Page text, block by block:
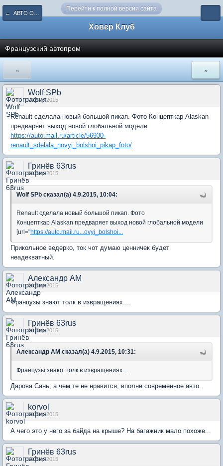
Перейти к полной версии сайта
← АВТО ОБОЗрение
Ховер Клуб
Французский автопром
« »
Wolf SPb
04 Sep 2015
Renault сделала новый большой пикап. Фото Концепткар Alaskan
предваряет выход новой глобальной модели
https://auto.mail.ru/article/56930-
renault_sdelala_novyi_bolshoi_pikap_foto/
Гринёв 63rus
04 Sep 2015
Wolf SPb сказал(а) 4.9.2015, 10:04:
Renault сделала новый большой пикап. Фото
Концепткар Alaskan предваряет выход новой глобальной модели
[url="https://auto.mail.ru...ovyi_bolshoi...
Прикольное ведерко, ток чот думаю ценничек будет
неадекватный.
Александр АМ
04 Sep 2015
Французы знают толк в извращениях....
Гринёв 63rus
04 Sep 2015
Александр АМ сказал(а) 4.9.2015, 10:31:
Французы знают толк в извращениях....
Дарова Сань, а чем те не нравится, вполне современное авто.
korvol
04 Sep 2015
А чего это у него за байда на крыше? На багажник мало похоже...
Гринёв 63rus
04 Sep 2015